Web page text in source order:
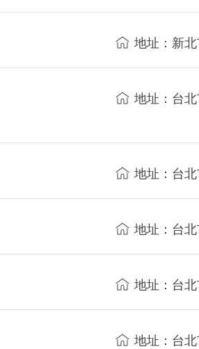
地址：新
地址：台
地址：台
地址：台
地址：台
地址：台